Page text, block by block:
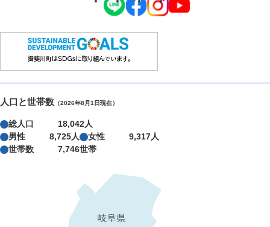
人口と世帯数 （2026年8月1日現在）
総人口
18,042人
男性
8,725人 女性
9,317人
世帯数
7,746世帯